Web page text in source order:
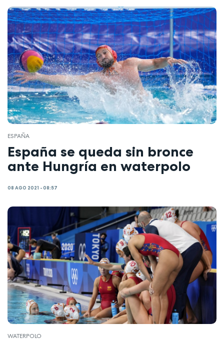
ESPAÑA
España se queda sin bronce
ante Hungría en waterpolo
08 AGO 2021 - 08:57
WATERPOLO